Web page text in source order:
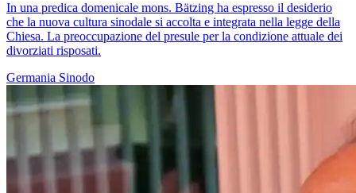
In una predica domenicale mons. Bätzing ha espresso il desiderio
che la nuova cultura sinodale si accolta e integrata nella legge della
Chiesa. La preoccupazione del presule per la condizione attuale dei
divorziati risposati.
Germania Sinodo